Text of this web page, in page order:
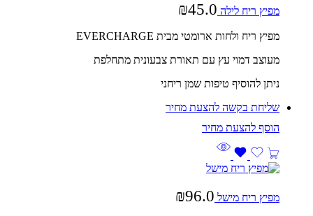
מפיץ ריח לילה ₪45.0
מפיץ ריח ולחות ארומטי מבית EVERCHARGE
מעוצב דמוי עץ עם תאורת צבעונית מתחלפת
ניתן להוסיף טיפות שמן ריחני
שליחת בקשה להצעת מחיר
מפיץ ריח מישל ₪96.0